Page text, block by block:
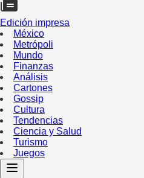
Edición impresa
México
Metrópoli
Mundo
Finanzas
Análisis
Cartones
Gossip
Cultura
Tendencias
Ciencia y Salud
Turismo
Juegos